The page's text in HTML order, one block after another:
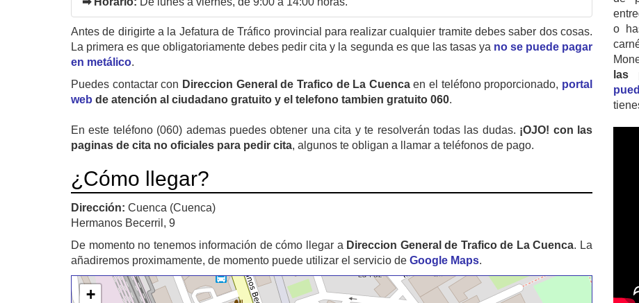
Antes de dirigirte a la Jefatura de Tráfico provincial para realizar cualquier tramite debes saber dos cosas.
La primera es que obligatoriamente debes pedir cita y la segunda es que las tasas ya no se puede pagar
en metálico.
Puedes contactar con Direccion General de Trafico de La Cuencaen el teléfono proporcionado, portal
web de atención al ciudadano gratuito y el telefono tambien gratuito 060.
En este teléfono (060) ademas puedes obtener una cita y te resolverán todas las dudas. ¡OJO! con las
paginas de cita no oficiales para pedir cita, algunos te obligan a llamar a teléfonos de pago.
¿Cómo llegar?
Dirección: Cuenca (Cuenca)
Hermanos Becerril, 9
De momento no tenemos información de cómo llegar a Direccion General de Trafico de La Cuenca. La
añadiremos proximamente, de momento puede utilizar el servicio de Google Maps.
+
o
las